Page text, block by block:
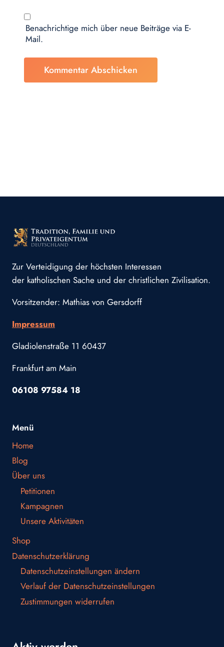
Benachrichtige mich über neue Beiträge via E-
Mail.
Zur Verteidigung der höchsten Interessen
der katholischen Sache und der christlichen Zivilisation.
Vorsitzender: Mathias von Gersdorff
Impressum
Gladiolenstraße 11 60437
Frankfurt am Main
06108 97584 18
Menü
Home
Blog
Über uns
Petitionen
Kampagnen
Unsere Aktivitäten
Shop
Datenschutzerklärung
Datenschutzeinstellungen ändern
Verlauf der Datenschutzeinstellungen
Zustimmungen widerrufen